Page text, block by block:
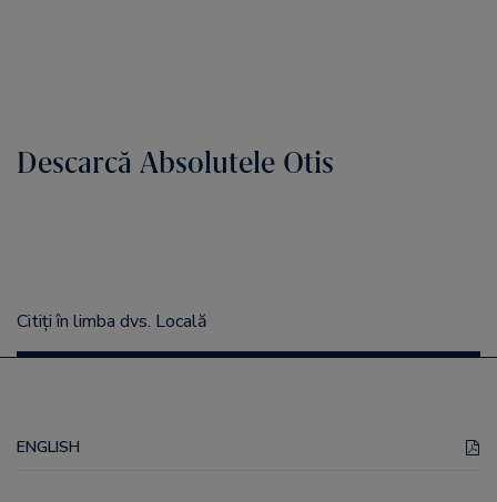
Descarcă Absolutele Otis
Citiți în limba dvs. Locală
ENGLISH